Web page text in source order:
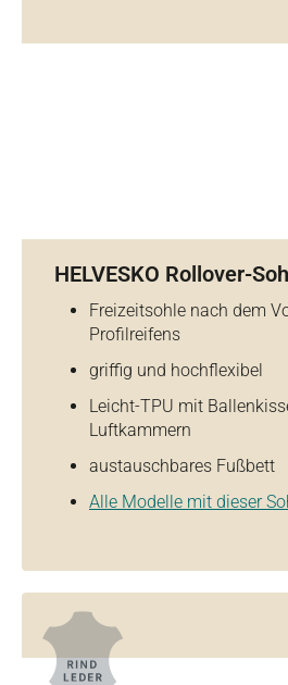
HELVESKO Rollover-
Freizeitsohle nach dem
Profilreifens
griffig und hochflexibel
Leicht-TPU mit
Luftkammern
austauschbares Fußbett
Alle Modelle mit dieser